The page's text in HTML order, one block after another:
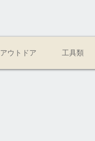
アウトドア 工具類